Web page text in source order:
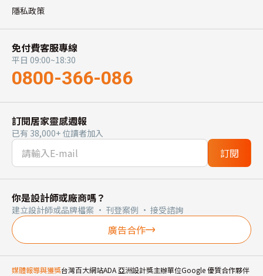
隱私政策
免付費客服專線
平日 09:00~18:30
0800-366-086
訂閱居家靈感週報
已有 38,000+ 位讀者加入
訂閱
你是設計師或廠商嗎？
建立設計師或品牌檔案 · 刊登案例 · 接受諮詢
廣告合作
媒體報導與獲獎台灣百大網站ADA 亞洲設計獎主辦單位Google 優質合作夥伴